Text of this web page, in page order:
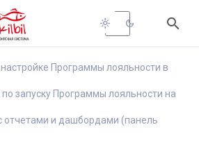
light_mode dark_mode 
Программы лояльности в
запуску Программы лояльности на
отчетами и дашбордами (панель